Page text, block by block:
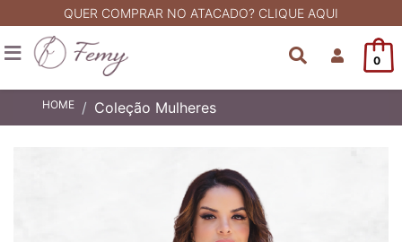
QUER COMPRAR NO ATACADO? CLIQUE AQUI
0
HOME Coleção Mulheres